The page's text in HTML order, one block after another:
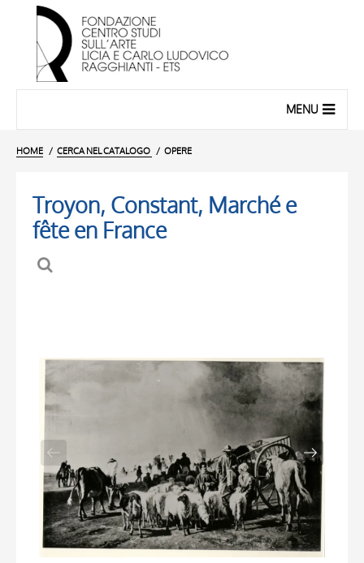
MENU
HOME CERCA NEL CATALOGO OPERE
Troyon, Constant, Marché e
fête en France